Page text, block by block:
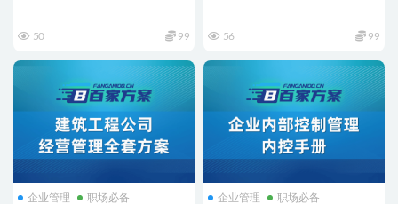
50 99 56 99
企业管理 职场必备 企业管理 职场必备